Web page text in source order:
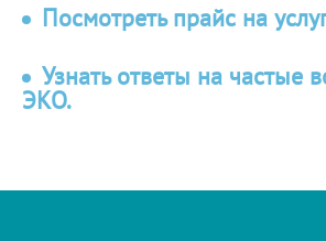
Посмотреть прайс на
Узнать ответы на частые
ЭКО.